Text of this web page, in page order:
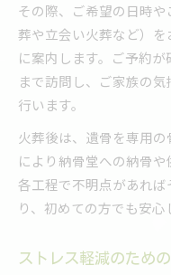
その際、ご希望の日時
葬や立会い火葬など）
に案内します。ご予約
まで訪問し、ご家族の
行います。
火葬後は、遺骨を専用
により納骨堂への納骨や
各工程で不明点があれ
り、初めての方でも安心
ストレス軽減のため